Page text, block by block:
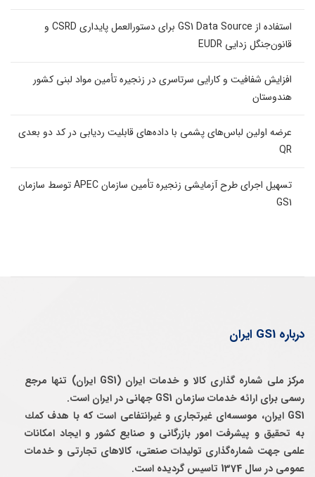
استفاده از GS1 Data Source برای دستورالعمل پایداری CSRD و
قانون‌جنگل زدایی EUDR
افزایش شفافیت و کارایی سرتاسری در زنجیره تأمین مواد لبنی کشور
هندوستان
عرضه اولین لباس‌های پشمی با داده‌های قابلیت ردیابی در کد دو بعدی
QR
تسهیل اجرای طرح آزمایشی زنجیره تأمین سازمان APEC توسط سازمان
GS1
درباره GS1 ایران
مرکز ملی شماره گذاری کالا و خدمات ایران (GS1 ایران) تنها مرجع
رسمی برای ارائه خدمات سازمان GS1 جهانی در ایران است.
GS1 ایران، موسسه‌ای غيرتجاری و غيرانتفاعی است كه با هدف كمك
به تحقيق و پيشرفت امور بازرگانی و صنايع كشور و ايجاد امكانات
علمی جهت شماره‌گذاری توليدات صنعتی، كالاهای تجارتی و خدمات
عمومی در سال 1374 تاسيس گرديده است.